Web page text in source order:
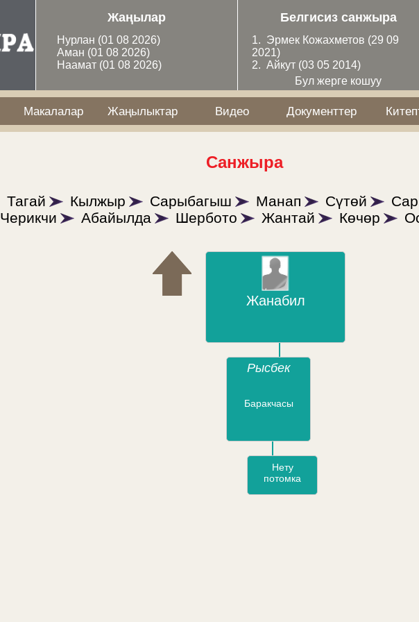
Жаңылар
Нурлан (01 08 2026)
Аман (01 08 2026)
Наамат (01 08 2026)
Белгисиз санжыра
1. Эрмек Кожахметов (29 09
2021)
2. Айкут (03 05 2014)
Бул жерге кошуу
Макалалар Жаңылыктар Видео Документтер
Санжыра
Тагай Кылжыр Сарыбагыш Манап Сүтөй
Черикчи Абайылда Шербото Жантай Көчөр
Жанабил
Рысбек
Баракчасы
Нету
потомка